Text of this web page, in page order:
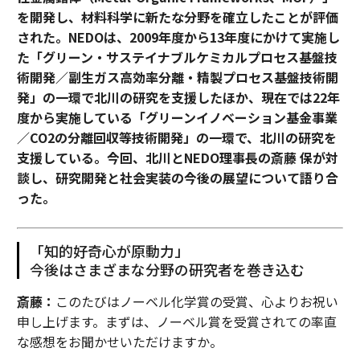
を開発し、材料科学に新たな分野を確立したことが評価
された。NEDOは、2009年度から13年度にかけて実施し
た「グリーン・サステイナブルケミカルプロセス基盤技
術開発／副生ガス高効率分離・精製プロセス基盤技術開
発」の一環で北川の研究を支援したほか、現在では22年
度から実施している「グリーンイノベーション基金事業
／CO2の分離回収等技術開発」の一環で、北川の研究を
支援している。今回、北川とNEDO理事長の斎藤 保が対
談し、研究開発と社会実装の今後の展望について語り合
った。
「知的好奇心が原動力」
今後はさまざまな分野の研究者を巻き込む
斎藤： このたびはノーベル化学賞の受賞、心よりお祝い
申し上げます。まずは、ノーベル賞を受賞されての率直
な感想をお聞かせいただけますか。